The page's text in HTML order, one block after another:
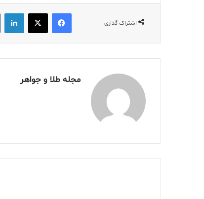
اشتراک گذاری
فیس بوک X
مجله طلا و جواهر